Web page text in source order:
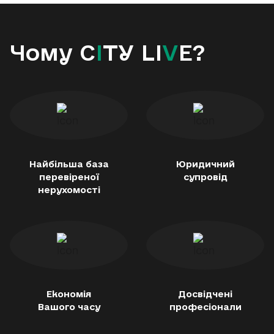
Чому CITY LIVE?
Найбільша база
перевіреної
нерухомості
Юридичний
супровід
Економія
Вашого часу
Досвідчені
професіонали